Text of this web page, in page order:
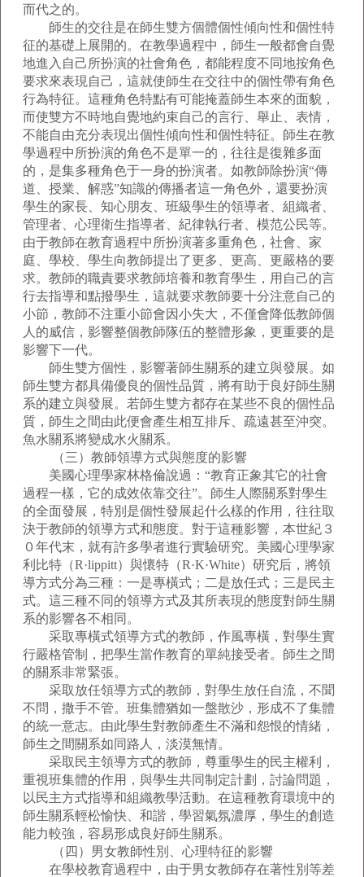
而代之的。
師生的交往是在師生雙方個體個性傾向性和個性特
征的基礎上展開的。在教學過程中，師生一般都會自覺
地進入自己所扮演的社會角色，都能程度不同地按角色
要求來表現自己，這就使師生在交往中的個性帶有角色
行為特征。這種角色特點有可能掩蓋師生本來的面貌，
而使雙方不時地自覺地約束自己的言行、舉止、表情，
不能自由充分表現出個性傾向性和個性特征。師生在教
學過程中所扮演的角色不是單一的，往往是復雜多面
的，是集多種角色于一身的扮演者。如教師除扮演“傳
道、授業、解惑”知識的傳播者這一角色外，還要扮演
學生的家長、知心朋友、班級學生的領導者、組織者、
管理者、心理衛生指導者、紀律執行者、模范公民等。
由于教師在教育過程中所扮演著多重角色，社會、家
庭、學校、學生向教師提出了更多、更高、更嚴格的要
求。教師的職責要求教師培養和教育學生，用自己的言
行去指導和點撥學生，這就要求教師要十分注意自己的
小節，教師不注重小節會因小失大，不僅會降低教師個
人的威信，影響整個教師隊伍的整體形象，更重要的是
影響下一代。
師生雙方個性，影響著師生關系的建立與發展。如
師生雙方都具備優良的個性品質，將有助于良好師生關
系的建立與發展。若師生雙方都存在某些不良的個性品
質，師生之間由此便會產生相互排斥、疏遠甚至沖突。
魚水關系將變成水火關系。
（三）教師領導方式與態度的影響
美國心理學家林格倫說過：“教育正象其它的社會
過程一樣，它的成效依靠交往”。師生人際關系對學生
的全面發展，特別是個性發展起什么樣的作用，往往取
決于教師的領導方式和態度。對于這種影響，本世紀３
０年代末，就有許多學者進行實驗研究。美國心理學家
利比特（R·lippitt）與懷特（R·K·White）研究后，將領
導方式分為三種：一是專橫式；二是放任式；三是民主
式。這三種不同的領導方式及其所表現的態度對師生關
系的影響各不相同。
采取專橫式領導方式的教師，作風專橫，對學生實
行嚴格管制，把學生當作教育的單純接受者。師生之間
的關系非常緊張。
采取放任領導方式的教師，對學生放任自流，不聞
不問，撒手不管。班集體猶如一盤散沙，形成不了集體
的統一意志。由此學生對教師產生不滿和怨恨的情緒，
師生之間關系如同路人，淡漠無情。
采取民主領導方式的教師，尊重學生的民主權利，
重視班集體的作用，與學生共同制定計劃，討論問題，
以民主方式指導和組織教學活動。在這種教育環境中的
師生關系輕松愉快、和諧，學習氣氛濃厚，學生的創造
能力較強，容易形成良好師生關系。
（四）男女教師性別、心理特征的影響
在學校教育過程中，由于男女教師存在著性別等差